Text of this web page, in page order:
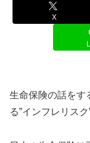
X
生命保険の話をす
る”インフレリス